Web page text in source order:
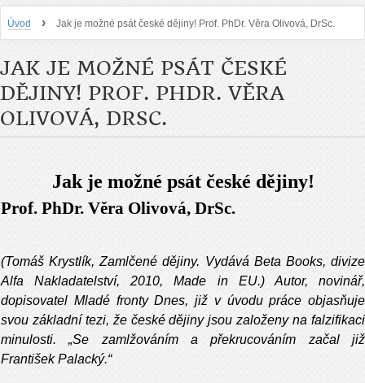
Úvod › Jak je možné psát české dějiny! Prof. PhDr. Věra Olivová, DrSc.
JAK JE MOŽNÉ PSÁT ČESKÉ
DĚJINY! PROF. PHDR. VĚRA
OLIVOVÁ, DRSC.
Jak je možné psát české dějiny!
Prof. PhDr. Věra Olivová, DrSc.
(Tomáš Krystlík, Zamlčené dějiny. Vydává Beta Books, divize
Alfa Nakladatelství, 2010, Made in EU.) Autor, novinář,
dopisovatel Mladé fronty Dnes, již v úvodu práce objasňuje
svou základní tezi, že české dějiny jsou založeny na falzifikaci
minulosti. „Se zamlžováním a překrucováním začal již
František Palacký.“